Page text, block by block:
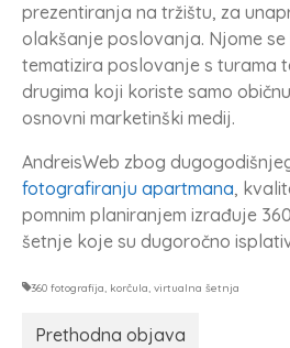
prezentiranja na tržištu, za
olakšanje poslovanja. Njome
tematizira poslovanje s turama
drugima koji koriste samo
osnovni marketinški medij.
AndreisWeb zbog
fotografiranju apartmana,
pomnim planiranjem izrađuje
šetnje koje su dugoročno
360 fotografija, korčula, virtualna šetnja
Prethodna objava